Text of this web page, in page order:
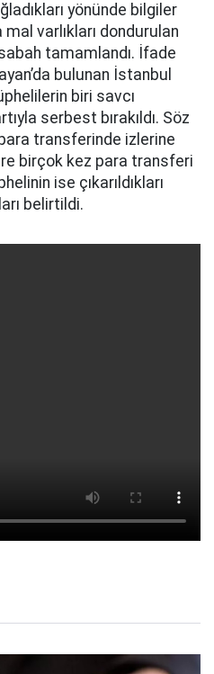
yönünde bilgiler
varlıkları dondurulan
tamamlandı. İfade
bulunan İstanbul
biri savcı
serbest bırakıldı. Söz
transferinde izlerine
birçok kez para transferi
ise çıkarıldıkları
belirtildi.